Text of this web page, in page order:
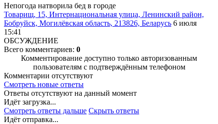
Непогода натворила бед в городе
Товарищ, 15, Интернациональная улица, Ленинский район,
Бобруйск, Могилёвская область, 213826, Беларусь 6 июля
15:41
ОБСУЖДЕНИЕ
Всего комментариев: 0
Комментирование доступно только авторизованным
пользователям с подтверждённым телефоном
Комментарии отсутствуют
Смотреть новые ответы
Ответы отсутствуют на данный момент
Идёт загрузка...
Смотреть ответы дальше Скрыть ответы
Идёт отправка...